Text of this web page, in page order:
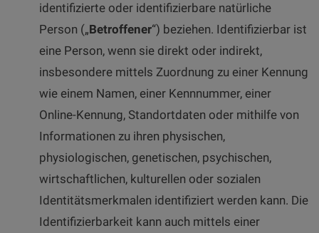
identifizierte oder identifizierbare natürliche
Person („Betroffener“) beziehen. Identifizierbar ist
eine Person, wenn sie direkt oder indirekt,
insbesondere mittels Zuordnung zu einer Kennung
wie einem Namen, einer Kennnummer, einer
Online-Kennung, Standortdaten oder mithilfe von
Informationen zu ihren physischen,
physiologischen, genetischen, psychischen,
wirtschaftlichen, kulturellen oder sozialen
Identitätsmerkmalen identifiziert werden kann. Die
Identifizierbarkeit kann auch mittels einer